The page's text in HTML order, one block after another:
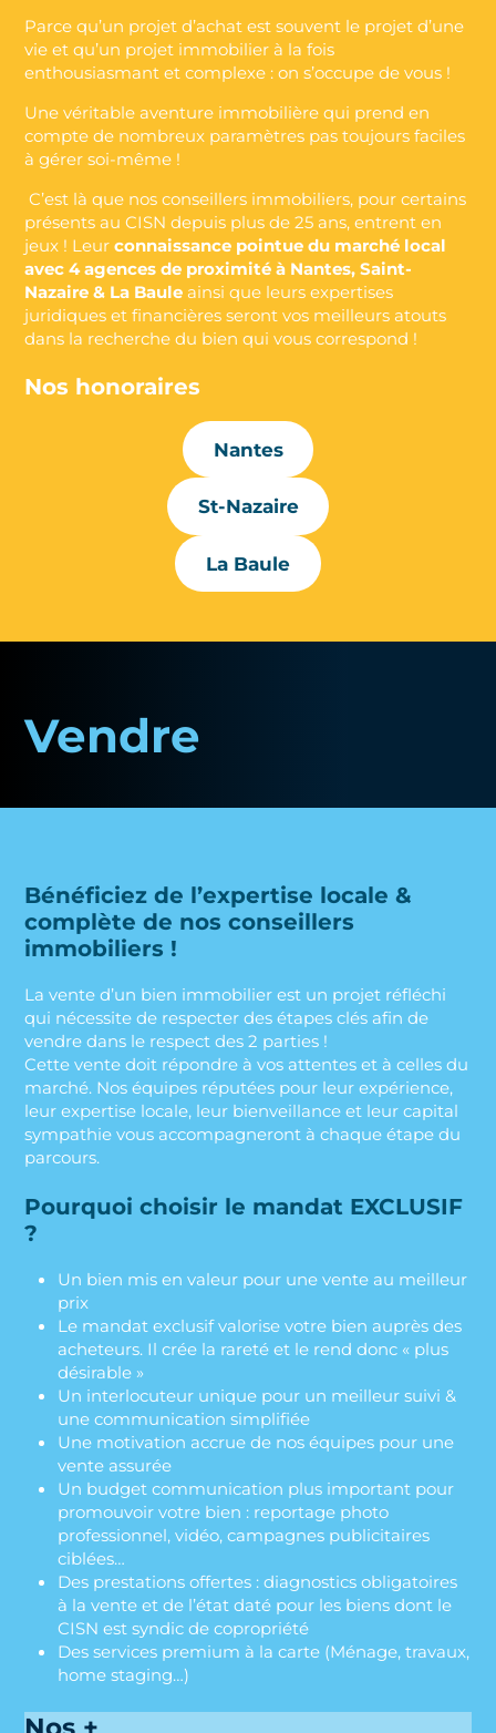
Parce qu’un projet d’achat est souvent le projet d’une
vie et qu’un projet immobilier à la fois
enthousiasmant et complexe : on s’occupe de vous !
Une véritable aventure immobilière qui prend en
compte de nombreux paramètres pas toujours faciles
à gérer soi-même !
C’est là que nos conseillers immobiliers, pour certains
présents au CISN depuis plus de 25 ans, entrent en
jeux ! Leurconnaissance pointue du marché local
avec 4 agences de proximité à Nantes, Saint-
Nazaire & La Baule ainsi que leurs expertises
juridiques et financières seront vos meilleurs atouts
dans la recherche du bien qui vous correspond !
Nos honoraires
Nantes
St-Nazaire
La Baule
Vendre
Bénéficiez de l’expertise locale &
complète de nos conseillers
immobiliers !
La vente d’un bien immobilier est un projet réfléchi
qui nécessite de respecter des étapes clés afin de
vendre dans le respect des 2 parties !
Cette vente doit répondre à vos attentes et à celles du
marché. Nos équipes réputées pour leur expérience,
leur expertise locale, leur bienveillance et leur capital
sympathie vous accompagneront à chaque étape du
parcours.
Pourquoi choisir le mandat EXCLUSIF
?
Un bien mis en valeur pour une vente au meilleur
prix
Le mandat exclusif valorise votre bien auprès des
acheteurs. Il crée la rareté et le rend donc « plus
désirable »
Un interlocuteur unique pour un meilleur suivi &
une communication simplifiée
Une motivation accrue de nos équipes pour une
vente assurée
Un budget communication plus important pour
promouvoir votre bien : reportage photo
professionnel, vidéo, campagnes publicitaires
ciblées…
Des prestations offertes : diagnostics obligatoires
à la vente et de l’état daté pour les biens dont le
CISN est syndic de copropriété
Des services premium à la carte (Ménage, travaux,
home staging…)
Nos +